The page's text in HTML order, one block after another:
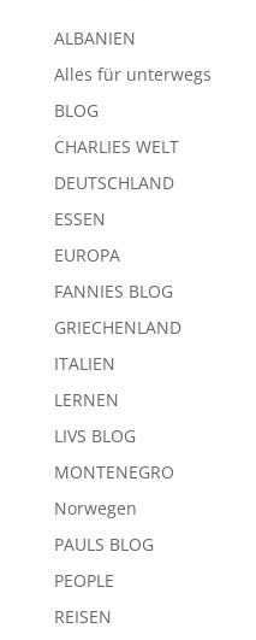
ALBANIEN
Alles für unterwegs
BLOG
CHARLIES WELT
DEUTSCHLAND
ESSEN
EUROPA
FANNIES BLOG
GRIECHENLAND
ITALIEN
LERNEN
LIVS BLOG
MONTENEGRO
Norwegen
PAULS BLOG
PEOPLE
REISEN